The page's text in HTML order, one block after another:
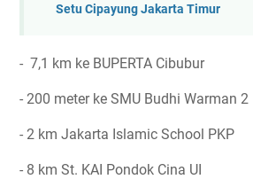
Setu Cipayung Jakarta Timur
- 7,1 km ke BUPERTA Cibubur
- 200 meter ke SMU Budhi Warman 2
- 2 km Jakarta Islamic School PKP
- 8 km St. KAI Pondok Cina UI